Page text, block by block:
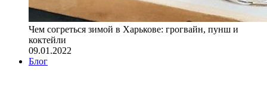
Чем согреться зимой в Харькове: грогвайн, пунш и
коктейли
09.01.2022
Блог